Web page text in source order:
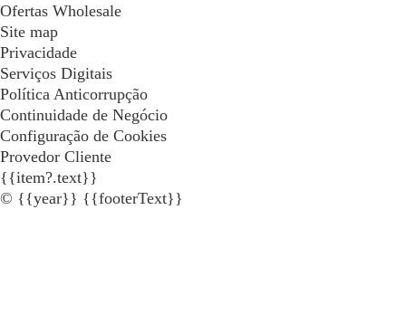
Ofertas Wholesale
Site map
Privacidade
Serviços Digitais
Política Anticorrupção
Continuidade de Negócio
Configuração de Cookies
Provedor Cliente
{{item?.text}}
© {{year}} {{footerText}}